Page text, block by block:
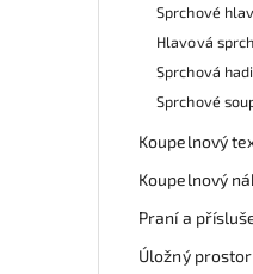
Sprchové
Hlavová
Sprchová
Sprchové
Koupelnový
Koupelnový
Praní a
Úložný